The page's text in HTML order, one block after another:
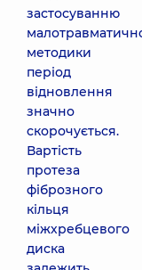
застосуванню
методики
період
відновлення
значно
скорочується.
Вартість
протеза
фіброзного
кільця
міжхребцевого
диска